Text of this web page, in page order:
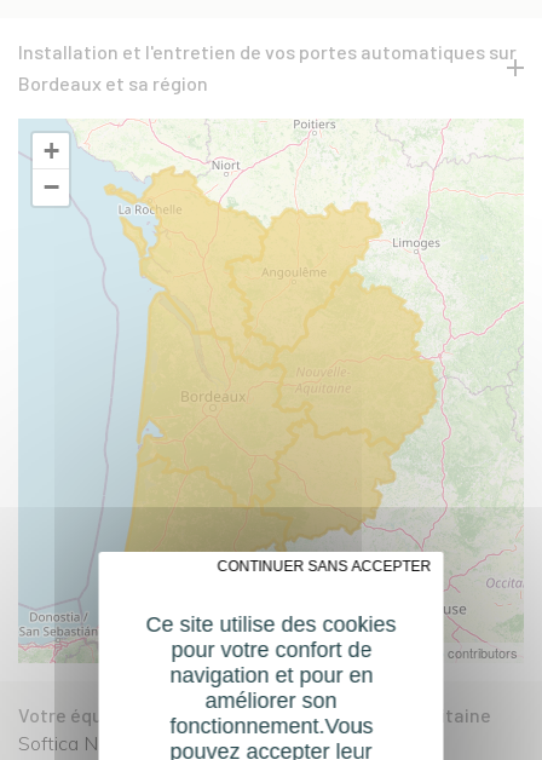
Installation et l'entretien de vos portes automatiques sur
Bordeaux et sa région
+
−
Leaflet| © OpenStreetMap contributors
Votre équipe Softica de Bordeaux - Nouvelle Aquitaine
Softica Nouvelle Aquitaine est uneéquipe
Ce site utilise des cookies
pour votre confort de
navigation et pour en
améliorer son
fonctionnement.Vous
pouvez accepter leur
✗ CONTINUER SANS ACCEPTER